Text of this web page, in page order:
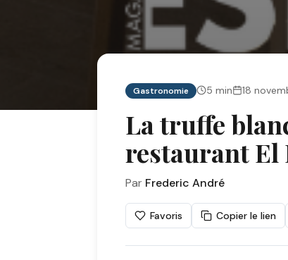
Gastronomie 5 min 18
La truffe
restaurant El
Par Frederic André
Favoris Copier le lien